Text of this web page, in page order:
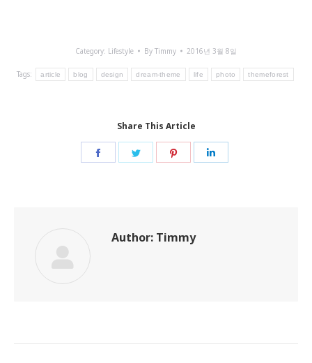
Category: Lifestyle By Timmy 2016년 3월 8일
Tags: article blog design dream-theme life photo themeforest
Share This Article
Share
Share
Share
Author: Timmy